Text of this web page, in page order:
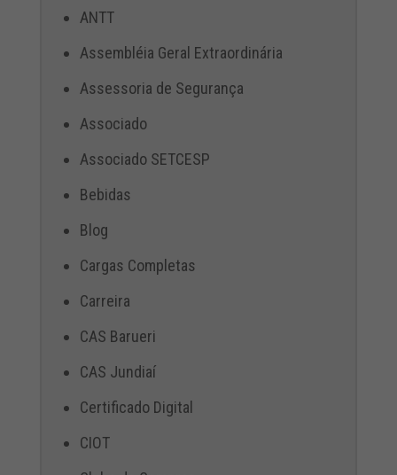
ANTT
Assembléia Geral Extraordinária
Assessoria de Segurança
Associado
Associado SETCESP
Bebidas
Blog
Cargas Completas
Carreira
CAS Barueri
CAS Jundiaí
Certificado Digital
CIOT